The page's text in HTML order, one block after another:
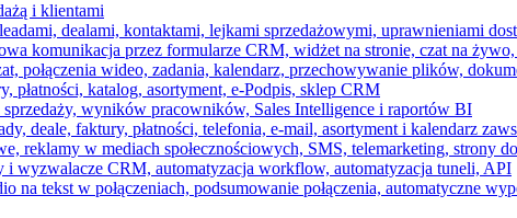
i klientami
dealami, kontaktami, lejkami sprzedażowymi, uprawnieniami
komunikacja przez formularze CRM, widżet na stronie, czat na
połączenia wideo, zadania, kalendarz, przechowywanie plików,
płatności, katalog, asortyment, e-Podpis, sklep CRM
wyników pracowników, Sales Intelligence i raportów BI
deale, faktury, płatności, telefonia, e-mail, asortyment i kalendarz
reklamy w mediach społecznościowych, SMS, telemarketing, strony
i wyzwalacze CRM, automatyzacja workflow, automatyzacja tuneli, API
na tekst w połączeniach, podsumowanie połączenia, automatyczne